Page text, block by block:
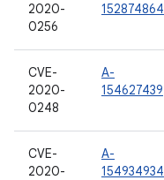
2020-
0256
152874864
CVE-
2020-
0248
A-
154627439
CVE-
2020-
A-
154934934